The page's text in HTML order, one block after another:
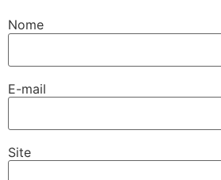
Nome
E-mail
Site